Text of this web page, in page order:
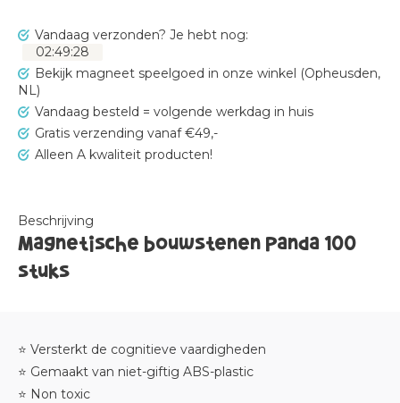
Vandaag verzonden? Je hebt nog:
02:49:27
Bekijk magneet speelgoed in onze winkel (Opheusden,
NL)
Vandaag besteld = volgende werkdag in huis
Gratis verzending vanaf €49,-
Alleen A kwaliteit producten!
Beschrijving
Magnetische bouwstenen Panda 100
stuks
⭐ Versterkt de cognitieve vaardigheden
⭐ Gemaakt van niet-giftig ABS-plastic
⭐ Non toxic